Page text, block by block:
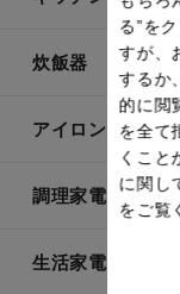
炊飯器
アイロン・衣類
調理家電
生活家電
る”を
すが、
するか
的に閲
を全て
くこと
に関し
をご覧